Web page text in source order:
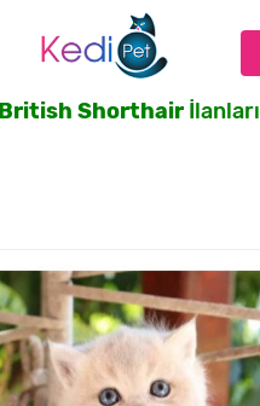
British Shorthairİlanları